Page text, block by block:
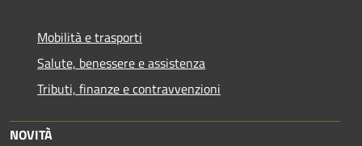
Mobilità e trasporti
Salute, benessere e assistenza
Tributi, finanze e contravvenzioni
NOVITÀ